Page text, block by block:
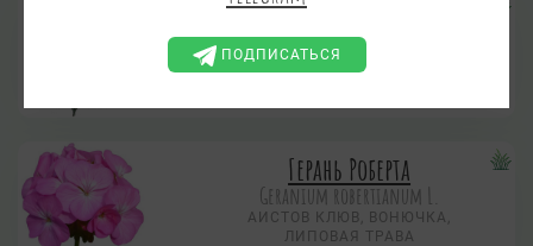
Воробейник лекарственный
Lithospermum officinale L.
ЖЕМЧУЖНАЯ ТРАВА, ЖУРАВЛИНОЕ
Герань Роберта
Geranium robertianum L.
АИСТОВ КЛЮВ, ВОНЮЧКА,
ЛИПОВАЯ ТРАВА
ПОДПИСАТЬСЯ